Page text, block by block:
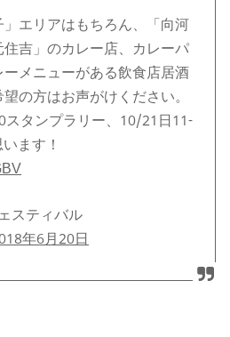
」エリアはもちろん、「向河
吉」のカレー店、カレーパ
メニューがある飲食店居酒
の方はお声がけください。
タンプラリー、10/21日11-
ます！
スティバル
年6月20日